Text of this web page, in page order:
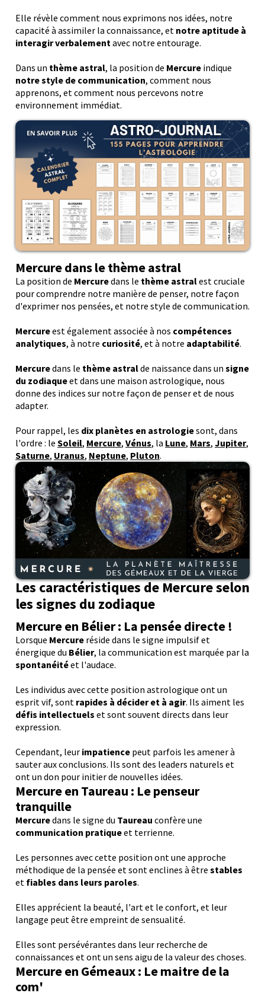
Elle révèle comment nous exprimons nos idées, notre
capacité à assimiler la connaissance, et notre aptitude à
interagir verbalementavec notre entourage.
Dans un thème astral, la position de Mercure indique
notre style de communication, comment nous
apprenons, et comment nous percevons notre
environnement immédiat.
Mercure dans le thème astral
La position de Mercuredans le thème astralest cruciale
pour comprendre notre manière de penser, notre façon
d'exprimer nos pensées, et notre style de communication.
Mercureest également associée à nos compétences
analytiques, à notre curiosité, et à notre adaptabilité.
Mercuredans le thème astralde naissance dans un signe
du zodiaqueet dans une maison astrologique, nous
donne des indices sur notre façon de penser et de nous
adapter.
Pour rappel, les dix planètes en astrologiesont, dans
l'ordre : le Soleil, Mercure, Vénus, la Lune, Mars, Jupiter,
Saturne, Uranus, Neptune, Pluton.
Les caractéristiques de Mercure selon
les signes du zodiaque
Mercure en Bélier : La pensée directe !
Lorsque Mercure réside dans le signe impulsif et
énergique du Bélier, la communication est marquée par la
spontanéitéet l'audace.
Les individus avec cette position astrologique ont un
esprit vif, sont rapides à décider et à agir. Ils aiment les
défis intellectuels et sont souvent directs dans leur
expression.
Cependant, leur impatience peut parfois les amener à
sauter aux conclusions. Ils sont des leaders naturels et
ont un don pour initier de nouvelles idées.
Mercure en Taureau : Le penseur
tranquille
Mercuredans le signe du Taureau confère une
communication pratiqueet terrienne.
Les personnes avec cette position ont une approche
méthodique de la pensée et sont enclines à être stables
et fiables dans leurs paroles.
Elles apprécient la beauté, l'art et le confort, et leur
langage peut être empreint de sensualité.
Elles sont persévérantes dans leur recherche de
connaissances et ont un sens aigu de la valeur des choses.
Mercure en Gémeaux : Le maitre de la
com'